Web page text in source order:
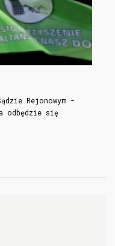
Rejonowym -
odbędzie się